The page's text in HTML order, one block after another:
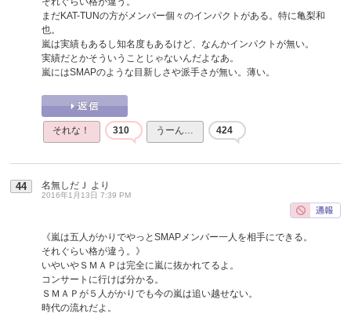
まだKAT-TUNの方がメンバー個々のインパクトがある。特に亀梨和
也。
嵐は実績もあるし知名度もあるけど、なんかインパクトが無い。
実績だとかそういうことじゃないんだよなあ。
嵐にはSMAPのような目新しさや派手さが無い。薄い。
それな！ 310 うーん… 424
44 名無しだＪ より
2016年1月13日 7:39 PM
《嵐は五人がかりでやっとSMAPメンバー一人を相手にできる。
それぐらい格が違う。》
いやいやＳＭＡＰは完全に嵐に抜かれてるよ。
コンサートに行けば分かる。
ＳＭＡＰが５人がかりでも今の嵐は追い越せない。
時代の流れだよ。